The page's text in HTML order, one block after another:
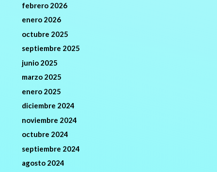
febrero 2026
enero 2026
octubre 2025
septiembre 2025
junio 2025
marzo 2025
enero 2025
diciembre 2024
noviembre 2024
octubre 2024
septiembre 2024
agosto 2024